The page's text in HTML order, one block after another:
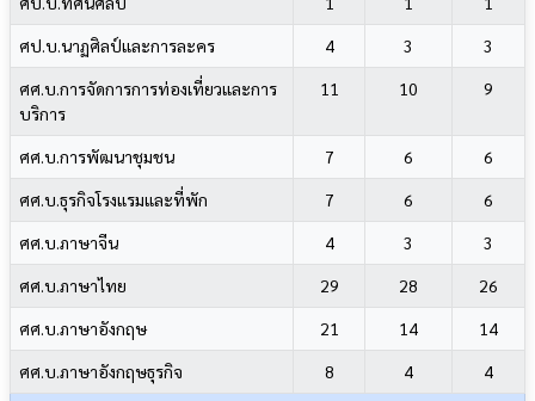
ศป.บ.นาฏศิลป์และการละคร
4 3
3
ศศ.บ.การจัดการการท่องเที่ยวและการ
บริการ
11 10 9
ศศ.บ.การพัฒนาชุมชน 7 6
6
ศศ.บ.ธุรกิจโรงแรมและที่พัก
7 6
6
ศศ.บ.ภาษาจีน
4 3
3
ศศ.บ.ภาษาไทย
29 28
26
ศศ.บ.ภาษาอังกฤษ
21 14
14
ศศ.บ.ภาษาอังกฤษธุรกิจ
8 4
4